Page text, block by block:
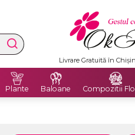
Premium
Plante Baloane Compozitii